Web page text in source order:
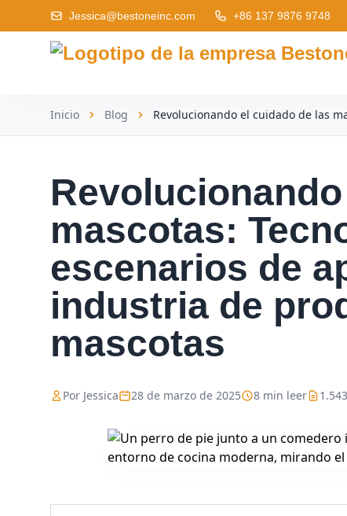
Jessica@bestoneinc.com +86 137 9876 9748
Inicio Blog Revolucionando el cuidado de las
mascotas:
escenarios de
industria de
mascotas
Por Jessica 28 de marzo de 2025 8 min leer